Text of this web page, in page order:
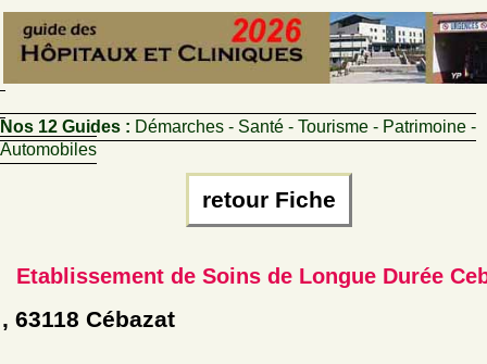
Nos 12 Guides : Démarches - Santé - Tourisme - Patrimoine -
Automobiles
retour Fiche
Etablissement de Soins de Longue Durée
, 63118 Cébazat